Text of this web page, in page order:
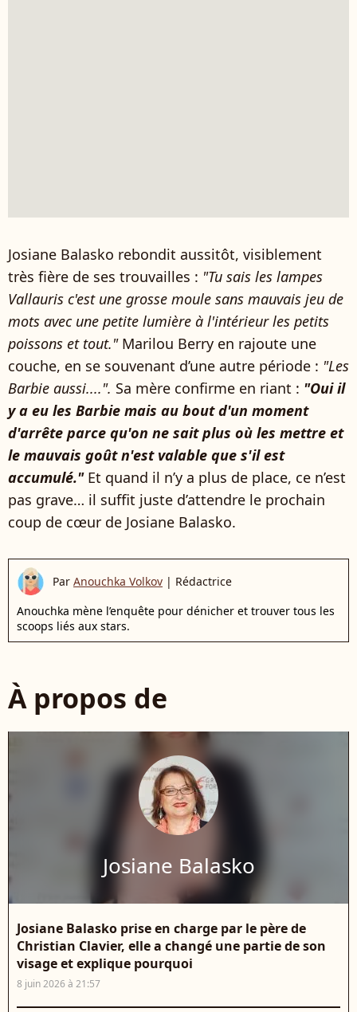
Josiane Balasko rebondit aussitôt, visiblement
très fière de ses trouvailles : "Tu sais les lampes
Vallauris c'est une grosse moule sans mauvais jeu de
mots avec une petite lumière à l'intérieur les petits
poissons et tout."Marilou Berry en rajoute une
couche, en se souvenant d’une autre période : "Les
Barbie aussi....". Sa mère confirme en riant : "Oui il
y a eu les Barbie mais au bout d'un moment
d'arrête parce qu'on ne sait plus où les mettre et
le mauvais goût n'est valable que s'il est
accumulé." Et quand il n’y a plus de place, ce n’est
pas grave… il suffit juste d’attendre le prochain
coup de cœur de Josiane Balasko.
Par Anouchka Volkov | Rédactrice
Anouchka mène l’enquête pour dénicher et trouver tous les
scoops liés aux stars.
À propos de
Josiane Balasko
Josiane Balasko prise en charge par le père de
Christian Clavier, elle a changé une partie de son
visage et explique pourquoi
8 juin 2026 à 21:57